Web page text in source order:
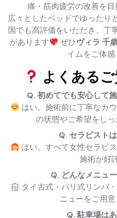
痛・筋肉疲労の改善を
広々としたベッドでゆったり
国でも高評価をいただき、丁
があります
ぜひヴィラ 千
イムをご体
よくあるご
Q. 初めてでも安心して
はい。施術前に丁寧なカ
の状態やご希望をしっ
Q. セラピスト
はい。すべて女性セラピ
施術が好
Q. どんなメニュ
タイ古式・バリ式リンパ
ニューをご用意
Q. 駐車場は